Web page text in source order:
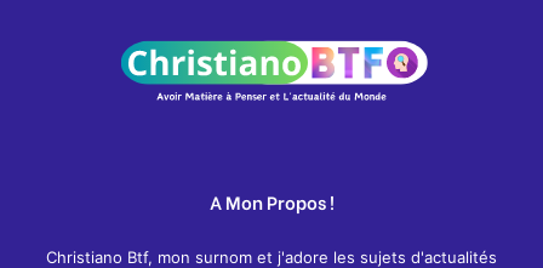
A Mon Propos !
Christiano Btf, mon surnom et j'adore les sujets d'actualités